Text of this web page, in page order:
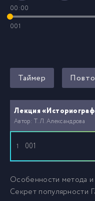
00:00
001
Таймер
Лекция
Автор: Т. Л. Александрова
1 001
Особенности метода и
Секрет популярности